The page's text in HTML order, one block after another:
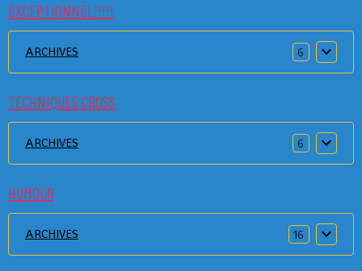
EXCEPTIONNEL!!!!!
ARCHIVES 6
TECHNIQUES CROSS
ARCHIVES 6
HUMOUR
ARCHIVES 16